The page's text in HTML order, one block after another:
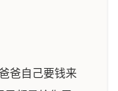
爸自己要钱来